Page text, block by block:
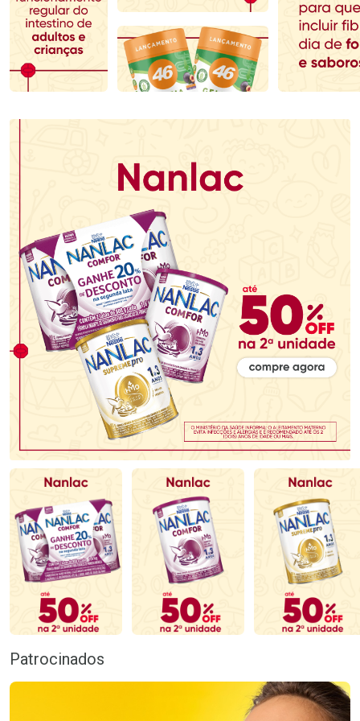
Comprar sem Desconto
Por R$ 70,79/cada
Comprar sem Desconto
Por R$ 70,79/cada
Comprar sem Desconto
Por R$ 123,29/cada
Comprar sem Desconto
Por R$ 123,29/cada
Patrocinados